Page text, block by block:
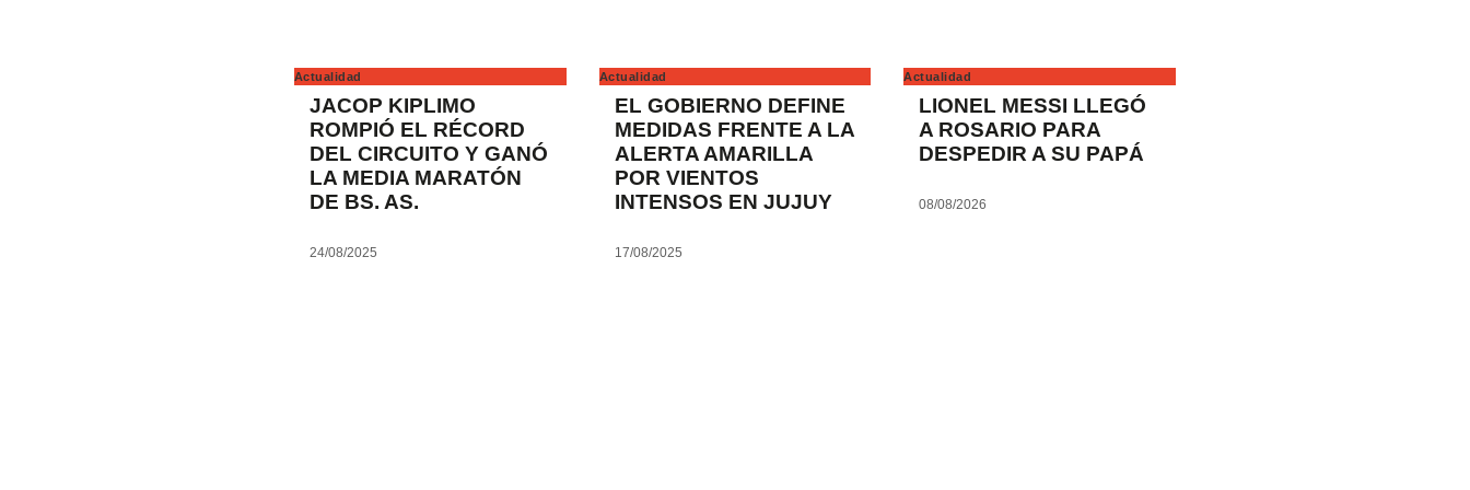
Actualidad
JACOP KIPLIMO
ROMPIÓ EL RÉCORD
DEL CIRCUITO Y GANÓ
LA MEDIA MARATÓN
DE BS. AS.
24/08/2025
Actualidad
EL GOBIERNO DEFINE
MEDIDAS FRENTE A LA
ALERTA AMARILLA
POR VIENTOS
INTENSOS EN JUJUY
17/08/2025
Actualidad
LIONEL MESSI LLEGÓ
A ROSARIO PARA
DESPEDIR A SU PAPÁ
08/08/2026